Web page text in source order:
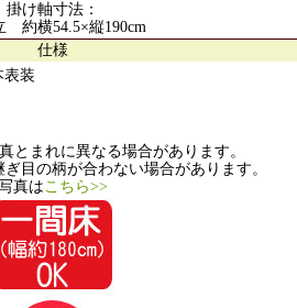
掛け軸寸法：
約横54.5×縦190cm
仕様
装
とまれに異なる場合があります。
目の柄が合わない場合があります。
真はこちら>>